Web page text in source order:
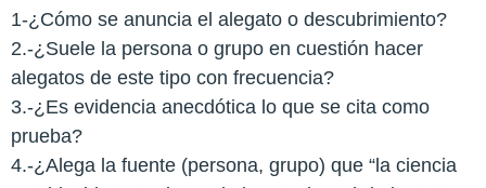
1-¿Cómo se anuncia el alegato o descubrimiento?
2.-¿Suele la persona o grupo en cuestión hacer
alegatos de este tipo con frecuencia?
3.-¿Es evidencia anecdótica lo que se cita como
prueba?
4.-¿Alega la fuente (persona, grupo) que “la ciencia